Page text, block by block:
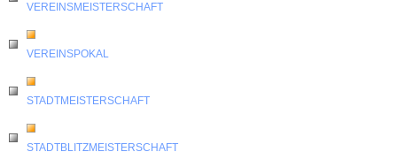
VEREINSMEISTERSCHAFT
VEREINSPOKAL
STADTMEISTERSCHAFT
STADTBLITZMEISTERSCHAFT